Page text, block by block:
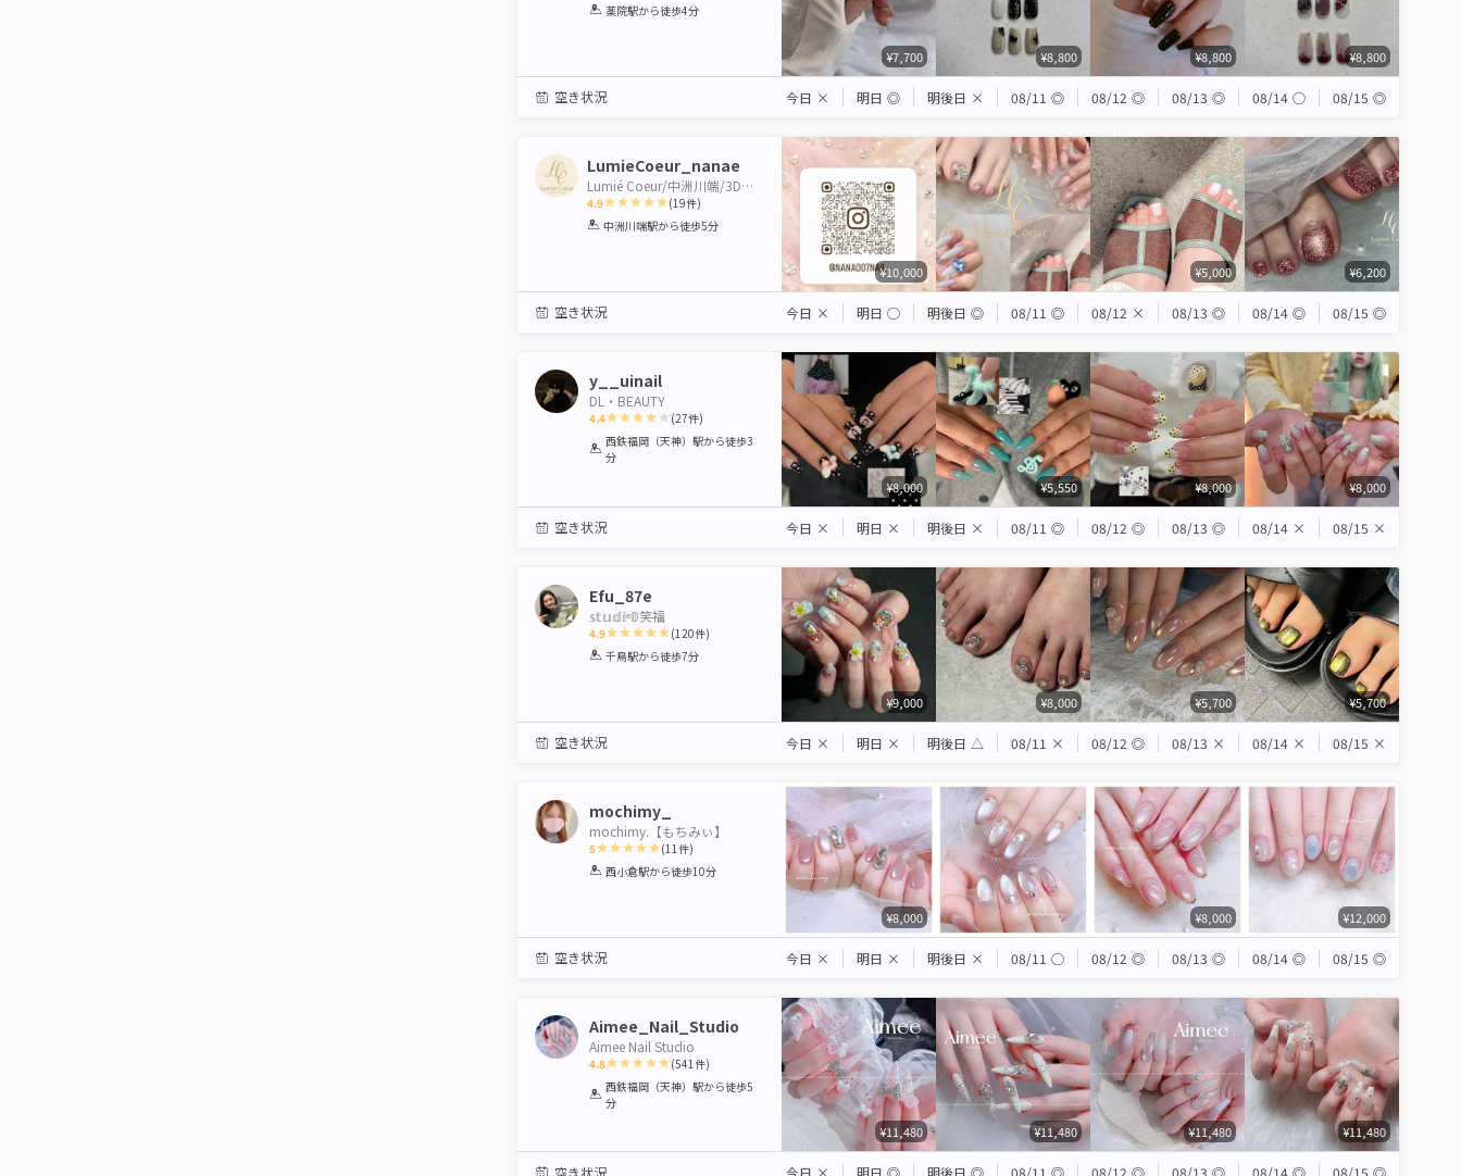
1 2 3 4 5
薬院駅から徒歩4分
¥7,700 ¥8,800 ¥8,800 ¥8,800
空き状況 今日 × 明日 ◎ 明後日 × 08/11 ◎ 08/12 ◎ 08/13 ◎ 08/14 ◯ 08/15 ◎
LumieCoeur_nanae
Lumié Coeur/中洲川端/3Dアート/ワンホン風
4.9
1 2 3 4 5
(19件)
中洲川端駅から徒歩5分
¥10,000 ¥5,000 ¥6,200
空き状況 今日 × 明日 ◯ 明後日 ◎ 08/11 ◎ 08/12 × 08/13 ◎ 08/14 ◎ 08/15 ◎
y__uinail
DL・BEAUTY
4.4
1
Star
2 3 4 5
(27件)
西鉄福岡（天神）駅から徒歩3
分
¥8,000 ¥5,550 ¥8,000 ¥8,000
空き状況 今日 × 明日 × 明後日 × 08/11 ◎ 08/12 ◎ 08/13 ◎ 08/14 × 08/15 ×
Efu_87e
𝕤𝕥𝕦𝕕𝕚ᵉ𝟘笑福
4.9
1 2 3 4 5
(120件)
千鳥駅から徒歩7分
¥9,000 ¥8,000 ¥5,700 ¥5,700
空き状況 今日 × 明日 × 明後日 △ 08/11 × 08/12 ◎ 08/13 × 08/14 × 08/15 ×
mochimy_
mochimy.【もちみぃ】
5
1 2 3 4 5
(11 件)
西小倉駅から徒歩10分
¥8,000 ¥8,000 ¥12,000
空き状況 今日 × 明日 × 明後日 × 08/11 ◯ 08/12 ◎ 08/13 ◎ 08/14 ◎ 08/15 ◎
Aimee_Nail_Studio
Aimee Nail Studio
4.8
1
Star
2 3 4 5
(541 件)
西鉄福岡（天神）駅から徒歩5
分
¥11,480 ¥11,480 ¥11,480 ¥11,480
空き状況